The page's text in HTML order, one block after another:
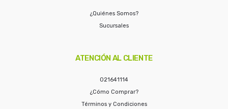
¿Quiénes Somos?
Sucursales
ATENCIÓN AL CLIENTE
021641114
¿Cómo Comprar?
Términos y Condiciones